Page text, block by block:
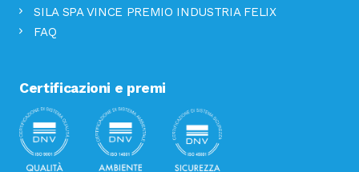
SILA SPA VINCE PREMIO INDUSTRIA FELIX
FAQ
Certificazioni e premi